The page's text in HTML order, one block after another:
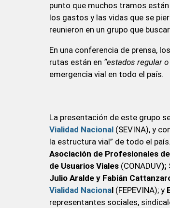
punto que muchos tramos
los gastos y las vidas que se
reunieron en un grupo que
En una conferencia de prensa,
rutas están en “estados regular
emergencia vial en todo el país.
La presentación de este grupo
Vialidad Nacional (SEVINA), y
la estructura vial” de todo el
Asociación de Profesionales
de Usuarios Viales (CONADUV);
Julio Aralde y Fabián
Vialidad Nacional (FEPEVINA); y
representantes sociales,